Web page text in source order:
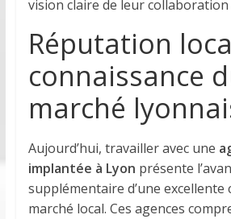
vision claire de leur collaboration
Réputation
connaissance
marché
Aujourd’hui, travailler avec une
implantée à Lyon présente
supplémentaire d’une excellente
marché local. Ces agences